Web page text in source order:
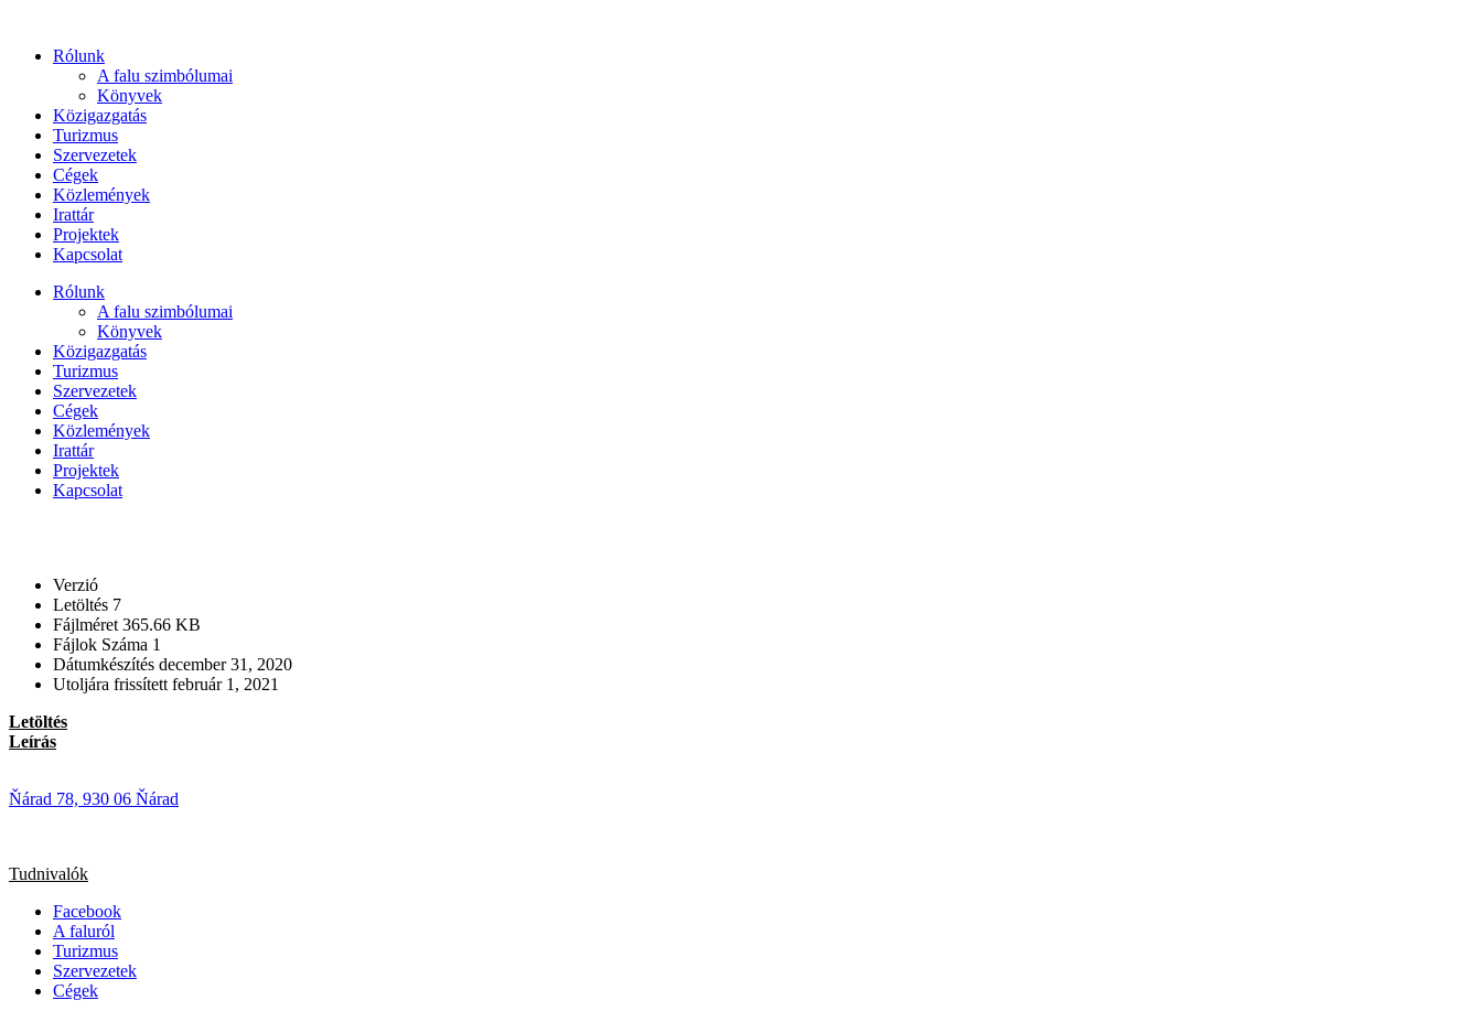
tartalomhoz
Rólunk
A falu szimbólumai
Könyvek
Közigazgatás
Turizmus
Szervezetek
Cégek
Közlemények
Irattár
Projektek
Kapcsolat
Rólunk
A falu szimbólumai
Könyvek
Közigazgatás
Turizmus
Szervezetek
Cégek
Közlemények
Irattár
Projektek
Kapcsolat
Verzió
Letöltés 7
Fájlméret 365.66 KB
Fájlok Száma 1
Dátumkészítés december 31, 2020
Utoljára frissített február 1, 2021
Letöltés
Leírás
Ňárad 78, 930 06 Ňárad
Tudnivalók
Facebook
A faluról
Turizmus
Szervezetek
Cégek